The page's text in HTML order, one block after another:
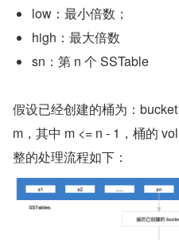
low：最小倍数；
high：最大倍数
sn：第 n 个 SSTable
假设已经创建的桶为：
m，其中 m <= n - 1，桶的
整的处理流程如下：